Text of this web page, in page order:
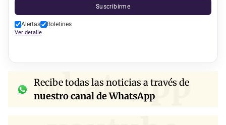
Suscribirme
Alertas Boletines
Ver detalle
whatsapp
Recibe todas las noticias a través de
nuestro canal de WhatsApp